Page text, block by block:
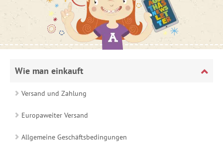
Wie man einkauft
Versand und Zahlung
Europaweiter Versand
Allgemeine Geschäftsbedingungen